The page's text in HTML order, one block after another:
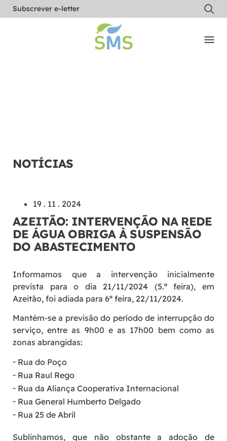
Subscrever e-letter
NOTÍCIAS
19 . 11 . 2024
AZEITÃO: INTERVENÇÃO NA REDE
DE ÁGUA OBRIGA À SUSPENSÃO
DO ABASTECIMENTO
Informamos que a intervenção inicialmente
prevista para o dia 21/11/2024 (5.ª feira), em
Azeitão, foi adiada para 6ª feira, 22/11/2024.
Mantém-se a previsão do período de interrupção do
serviço, entre as 9h00 e as 17h00 bem como as
zonas abrangidas:
Rua do Poço
Rua Raul Rego
Rua da Aliança Cooperativa Internacional
Rua General Humberto Delgado
Rua 25 de Abril
Sublinhamos, que não obstante a adoção de